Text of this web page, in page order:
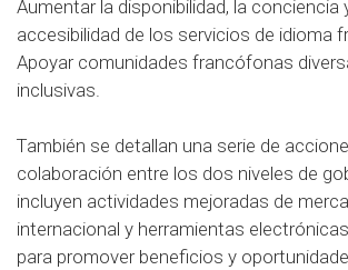
Aumentar la disponibilidad, la conciencia
accesibilidad de los servicios de idioma
Apoyar comunidades francófonas
inclusivas.
También se detallan una serie de
colaboración entre los dos niveles de
incluyen actividades mejoradas de
internacional y herramientas
para promover beneficios y